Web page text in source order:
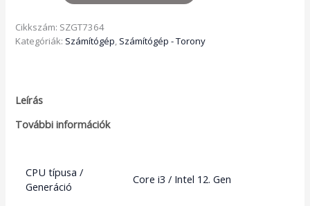
Cikkszám: SZGT7364
Kategóriák: Számítógép, Számítógép - Torony
Leírás
További információk
CPU típusa /
Generáció
Core i3 / Intel 12. Gen